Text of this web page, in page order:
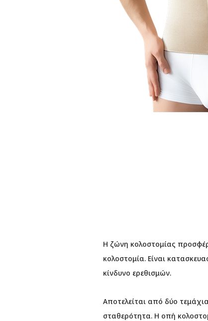
Η ζώνη κολοστομίας
κολοστομία. Είναι
κίνδυνο ερεθισμών.
Αποτελείται από δύο
σταθερότητα. Η οπή